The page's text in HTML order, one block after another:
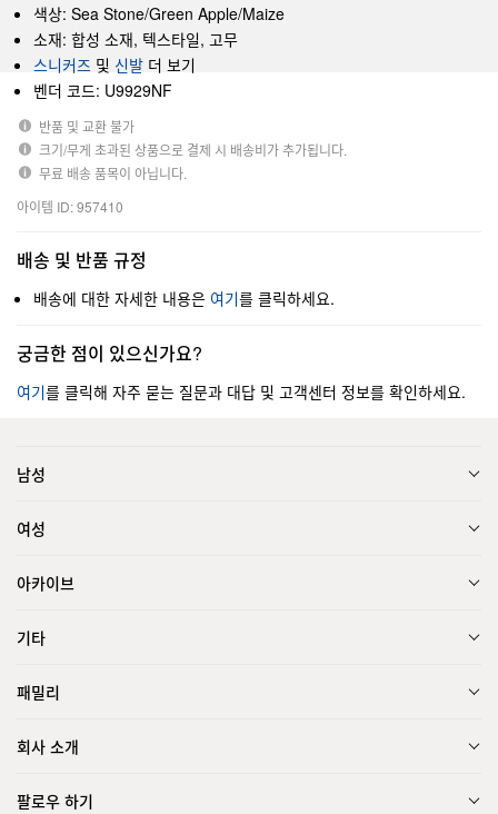
색상: Sea Stone/Green Apple/Maize
소재: 합성 소재, 텍스타일, 고무
스니커즈 및 신발 더 보기
벤더 코드: U9929NF
반품 및 교환 불가
크기/무게 초과된 상품으로 결제 시 배송비가 추가됩니다.
무료 배송 품목이 아닙니다.
아이템 ID: 957410
배송 및 반품 규정
배송에 대한 자세한 내용은 여기를 클릭하세요.
궁금한 점이 있으신가요?
여기를 클릭해 자주 묻는 질문과 대답 및 고객센터 정보를 확인하세요.
남성
여성
아카이브
기타
패밀리
회사 소개
팔로우 하기